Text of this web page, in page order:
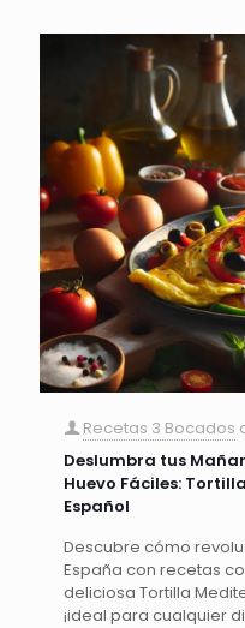
Recetas 3 Bocados
Deslumbra tus
Huevo Fáciles:
Español
Descubre cómo
España con recetas
deliciosa Tortilla
¡ideal para cualquier